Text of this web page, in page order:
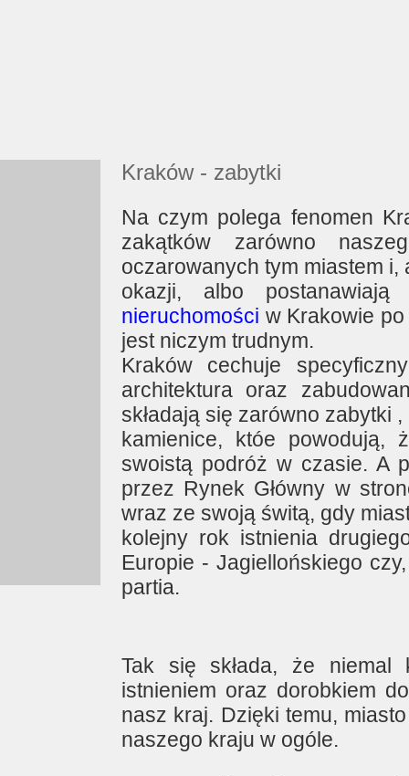
Kraków - zabytki
Na czym polega fenomen
zakątków zarówno
oczarowanych tym miastem
okazji, albo
nieruchomości w Krakowie
jest niczym trudnym.
Kraków cechuje
architektura oraz
składają się zarówno zabytki
kamienice, któe powodują,
swoistą podróż w czasie. A
przez Rynek Główny w
wraz ze swoją świtą, gdy
kolejny rok istnienia
Europie - Jagiellońskiego
partia.
Tak się składa, że niemal
istnieniem oraz dorobkiem
nasz kraj. Dzięki temu,
naszego kraju w ogóle.